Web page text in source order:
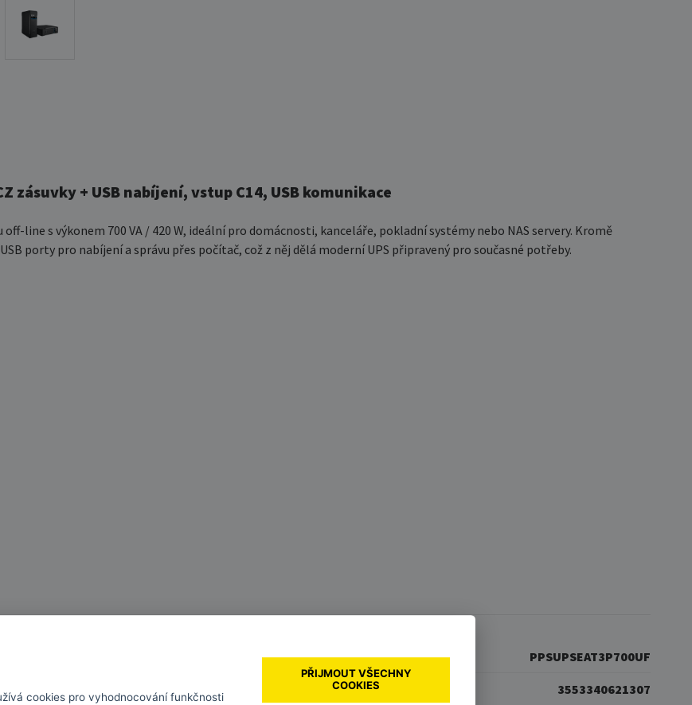
zásuvky + USB nabíjení, vstup C14, USB komunikace
line s výkonem 700 VA / 420 W, ideální pro domácnosti, kanceláře, pokladní systémy nebo NAS servery. Kromě
porty pro nabíjení a správu přes počítač, což z něj dělá moderní UPS připravený pro současné potřeby.
PPSUPSEAT3P700UF
3553340621307
cookies pro vyhodnocování funkčnosti
PŘIJMOUT VŠECHNY
COOKIES